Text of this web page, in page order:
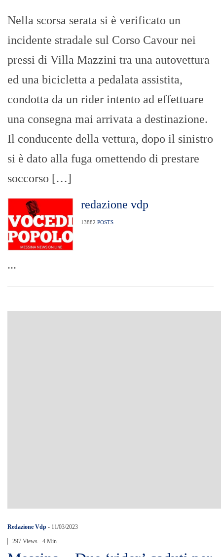
Nella scorsa serata si è verificato un
incidente stradale sul Corso Cavour nei
pressi di Villa Mazzini tra una autovettura
ed una bicicletta a pedalata assistita,
condotta da un rider intento ad effettuare
una consegna mai arrivata a destinazione.
Il conducente della vettura, dopo il sinistro
si è dato alla fuga omettendo di prestare
soccorso […]
redazione vdp
13882 POSTS
...
Redazione Vdp - 11/03/2023
297 Views 4 Min